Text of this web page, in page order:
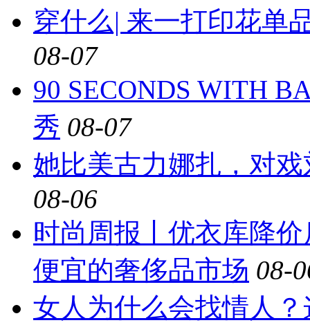
穿什么| 来一打印花单
08-07
90 SECONDS WITH
秀 08-07
她比美古力娜扎，对
08-06
时尚周报丨优衣库降
便宜的奢侈品市场 08-
女人为什么会找情人